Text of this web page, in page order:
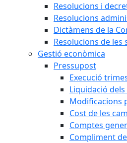
Resolucions i
Resolucions
Dictàmens de la
Resolucions de les
Gestió econòmica
Pressupost
Execució
Liquidació
Modificacions
Cost de les
Comptes
Compliment